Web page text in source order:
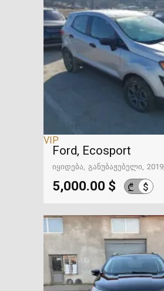
VIP
Ford, Ecosport
იყიდება განუბაჟებელი 2019
გზაში. საქართველოსკენ
5,000.00 $ ₾ $